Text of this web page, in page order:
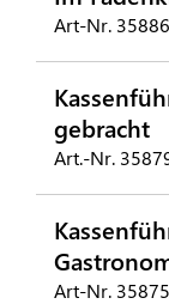
Art-Nr. 35886
gebracht
Art.-Nr.
Art-Nr. 35875